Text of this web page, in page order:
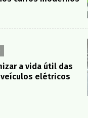
a vida útil das
elétricos